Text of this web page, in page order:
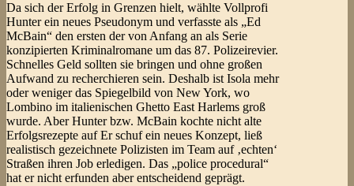
Da sich der Erfolg in Grenzen hielt, wählte Vollprofi
Hunter ein neues Pseudonym und verfasste als „Ed
McBain“ den ersten der von Anfang an als Serie
konzipierten Kriminalromane um das 87. Polizeirevier.
Schnelles Geld sollten sie bringen und ohne großen
Aufwand zu recherchieren sein. Deshalb ist Isola mehr
oder weniger das Spiegelbild von New York, wo
Lombino im italienischen Ghetto East Harlems groß
wurde. Aber Hunter bzw. McBain kochte nicht alte
Erfolgsrezepte auf Er schuf ein neues Konzept, ließ
realistisch gezeichnete Polizisten im Team auf ‚echten‘
Straßen ihren Job erledigen. Das „police procedural“
hat er nicht erfunden aber entscheidend geprägt.